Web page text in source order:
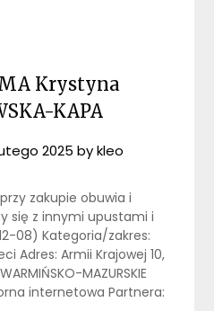
Krystyna
KAPA
2025 bykleo
przy zakupie obuwia i
się z innymi upustami i
08) Kategoria/zakres:
Adres: Armii Krajowej 10,
MAZURSKIE
internetowa Partnera: